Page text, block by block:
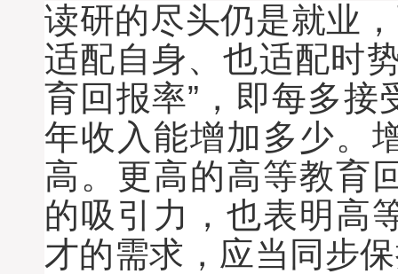
读研的尽头仍是就业
适配自身、也适配时
育回报率”，即每多
年收入能增加多少。
高。更高的高等教育
的吸引力，也表明高
才的需求，应当同步